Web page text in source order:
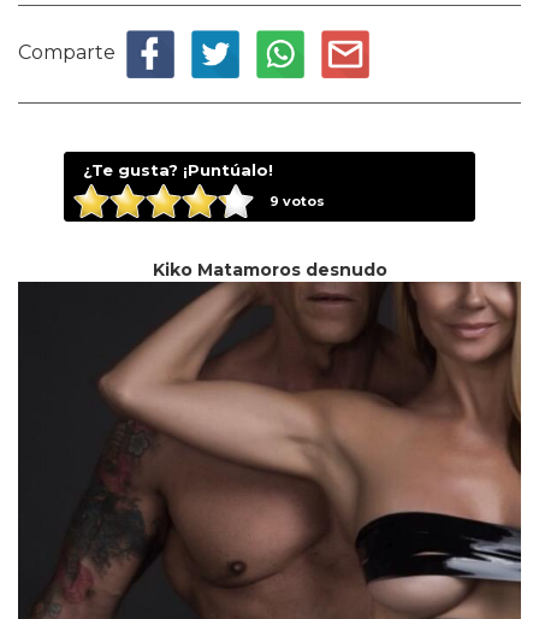
Comparte
¿Te gusta? ¡Puntúalo!
9 votos
Kiko Matamoros desnudo